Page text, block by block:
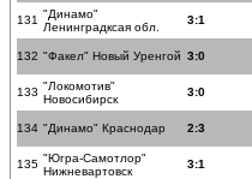
131 "Динамо"
Ленинградксая обл.
3:1
132 "Факел" Новый Уренгой 3:0
133 "Локомотив"
Новосибирск
3:0
134 "Динамо" Краснодар 2:3
135 "Югра-Самотлор"
Нижневартовск
3:1